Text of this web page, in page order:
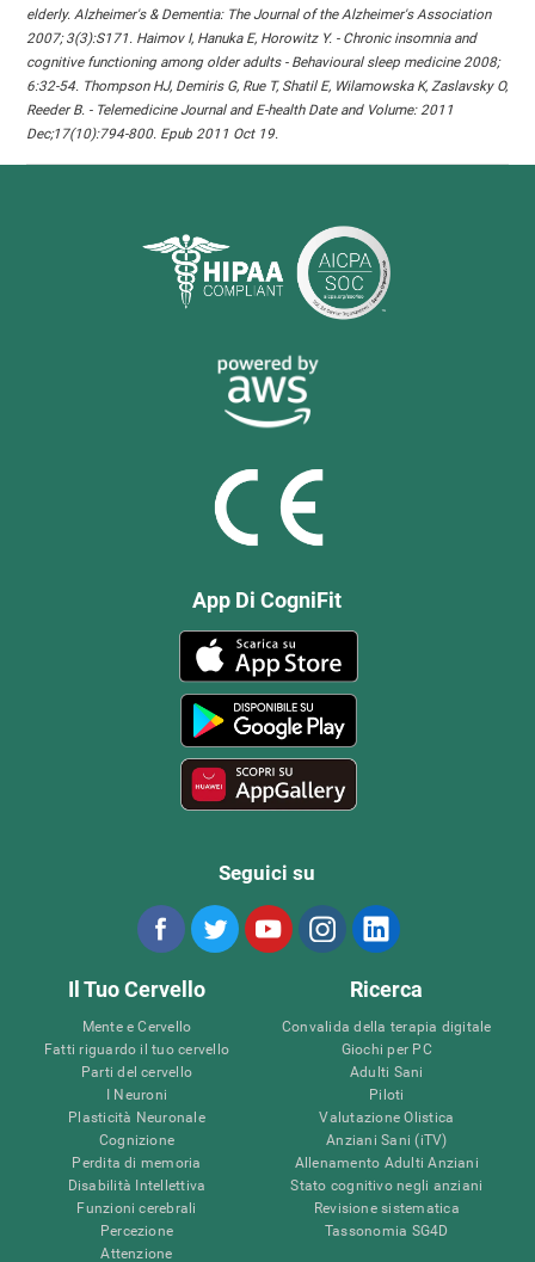
elderly. Alzheimer's & Dementia: The Journal of the Alzheimer's Association
2007; 3(3):S171. Haimov I, Hanuka E, Horowitz Y. - Chronic insomnia and
cognitive functioning among older adults - Behavioural sleep medicine 2008;
6:32-54. Thompson HJ, Demiris G, Rue T, Shatil E, Wilamowska K, Zaslavsky O,
Reeder B. - Telemedicine Journal and E-health Date and Volume: 2011
Dec;17(10):794-800. Epub 2011 Oct 19.
App Di CogniFit
Seguici su
Il Tuo Cervello
Mente e Cervello
Fatti riguardo il tuo cervello
Parti del cervello
I Neuroni
Plasticità Neuronale
Cognizione
Perdita di memoria
Disabilità Intellettiva
Funzioni cerebrali
Percezione
Attenzione
Ricerca
Convalida della terapia digitale
Giochi per PC
Adulti Sani
Piloti
Valutazione Olistica
Anziani Sani (iTV)
Allenamento Adulti Anziani
Stato cognitivo negli anziani
Revisione sistematica
Tassonomia SG4D